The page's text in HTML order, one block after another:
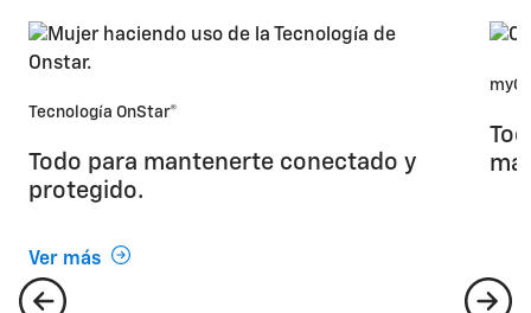
Tecnología OnStar®
Todo para mantenerte conectado y
protegido.
Ver más